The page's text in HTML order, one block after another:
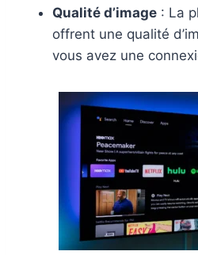
Qualité d’image : La
offrent une qualité
vous avez une